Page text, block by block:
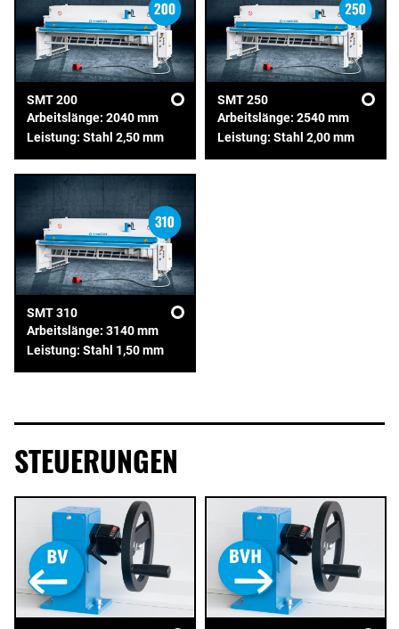
SMT 200
Arbeitslänge: 2040 mm
Leistung: Stahl 2,50 mm
SMT 250
Arbeitslänge: 2540 mm
Leistung: Stahl 2,00 mm
SMT 310
Arbeitslänge: 3140 mm
Leistung: Stahl 1,50 mm
STEUERUNGEN